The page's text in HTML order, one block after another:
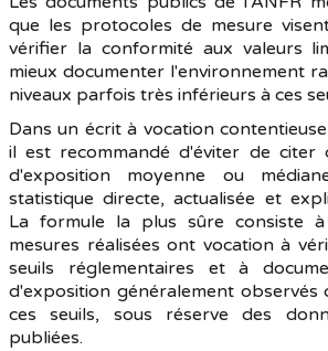
que les protocoles de mesure
vérifier la conformité aux valeurs
mieux documenter l'environnement
niveaux parfois très inférieurs à ces
Dans un écrit à vocation
il est recommandé d'éviter de citer
d'exposition moyenne ou
statistique directe, actualisée et
La formule la plus sûre consiste
mesures réalisées ont vocation à
seuils réglementaires et à
d'exposition généralement observés
ces seuils, sous réserve des
publiées.